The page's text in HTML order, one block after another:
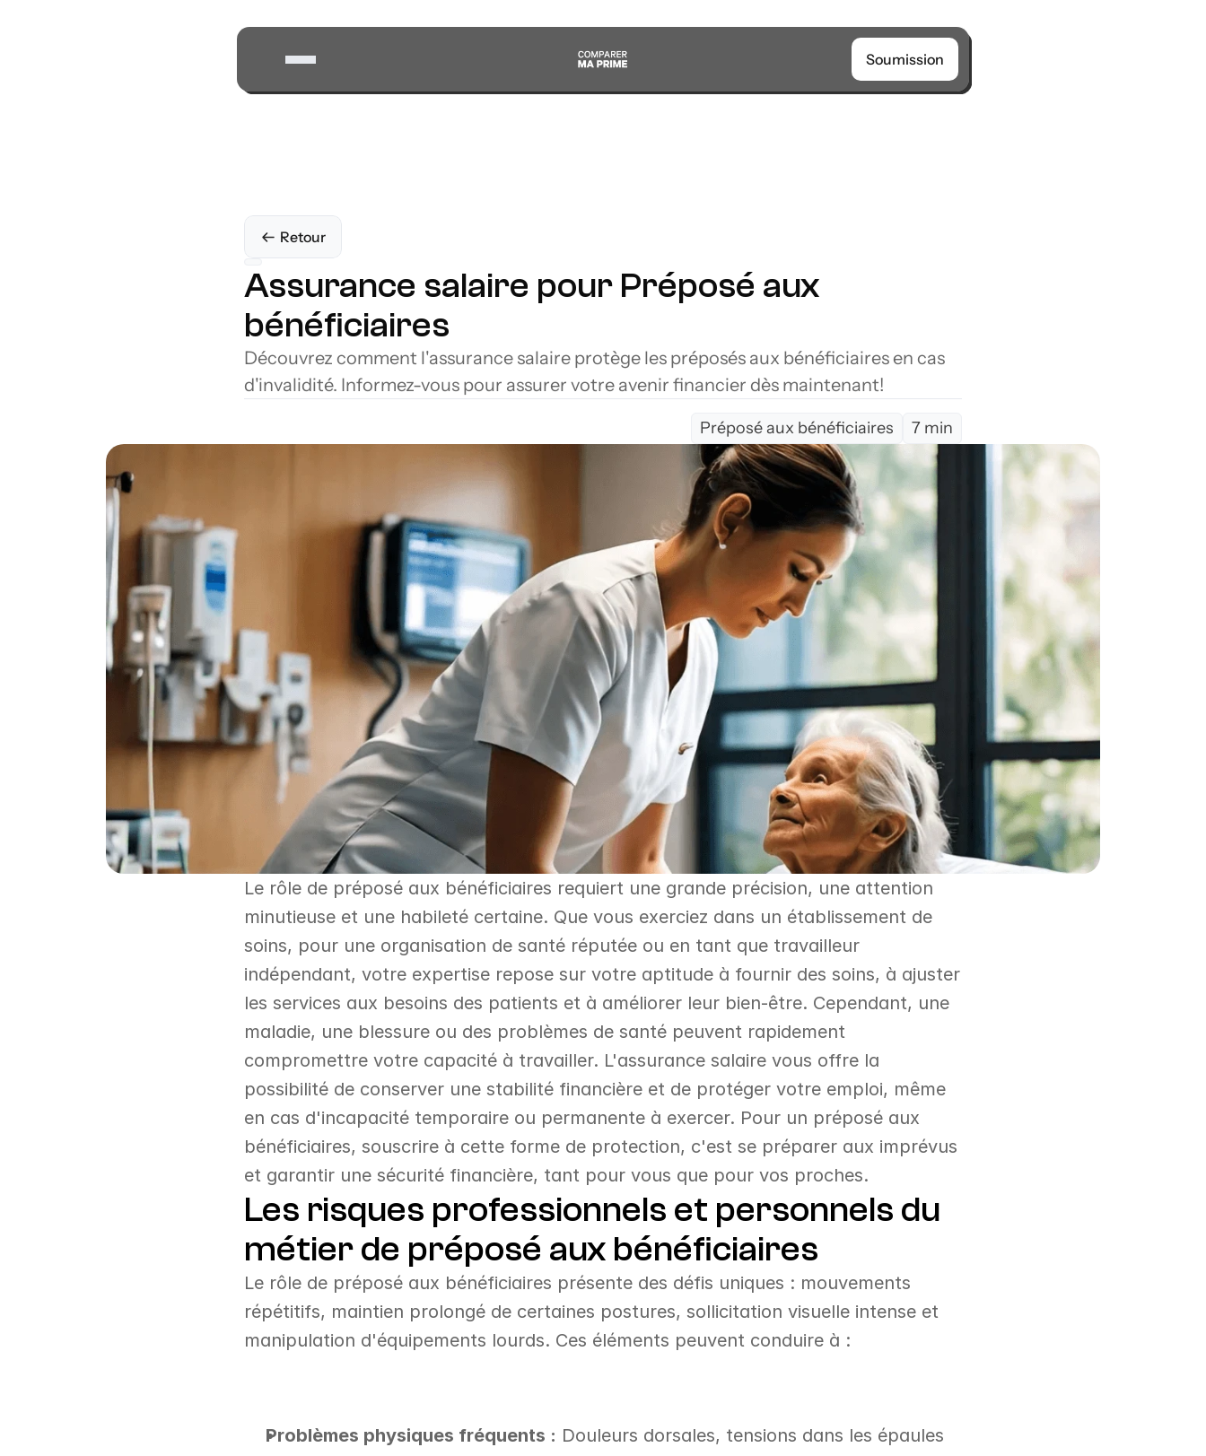
Soumission
Retour
Assurance salaire pour Préposé aux
bénéficiaires
Découvrez comment l'assurance salaire protège les préposés aux bénéficiaires en cas
d'invalidité. Informez-vous pour assurer votre avenir financier dès maintenant!
Préposé aux bénéficiaires 7 min
Le rôle de préposé aux bénéficiaires requiert une grande précision, une attention
minutieuse et une habileté certaine. Que vous exerciez dans un établissement de
soins, pour une organisation de santé réputée ou en tant que travailleur
indépendant, votre expertise repose sur votre aptitude à fournir des soins, à ajuster
les services aux besoins des patients et à améliorer leur bien-être. Cependant, une
maladie, une blessure ou des problèmes de santé peuvent rapidement
compromettre votre capacité à travailler. L'assurance salaire vous offre la
possibilité de conserver une stabilité financière et de protéger votre emploi, même
en cas d'incapacité temporaire ou permanente à exercer. Pour un préposé aux
bénéficiaires, souscrire à cette forme de protection, c'est se préparer aux imprévus
et garantir une sécurité financière, tant pour vous que pour vos proches.
Les risques professionnels et personnels du
métier de préposé aux bénéficiaires
Le rôle de préposé aux bénéficiaires présente des défis uniques : mouvements
répétitifs, maintien prolongé de certaines postures, sollicitation visuelle intense et
manipulation d'équipements lourds. Ces éléments peuvent conduire à :
Problèmes physiques fréquents : Douleurs dorsales, tensions dans les épaules